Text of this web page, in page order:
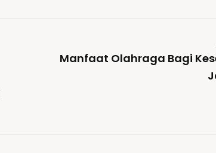
Manfaat Olahraga Bagi